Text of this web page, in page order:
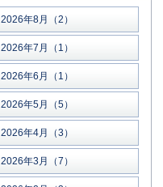
2026年8月（2）
2026年7月（1）
2026年6月（1）
2026年5月（5）
2026年4月（3）
2026年3月（7）